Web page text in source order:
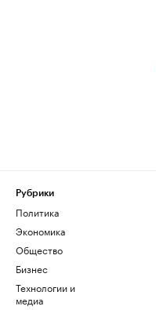
Рубрики
Политика
Экономика
Общество
Бизнес
Технологии и
медиа